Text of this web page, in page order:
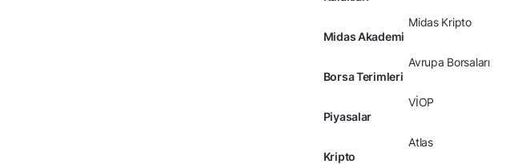
Midas Akademi
Borsa Terimleri
Piyasalar
Kripto
Midas Kripto
Avrupa Borsaları
VİOP
Atlas